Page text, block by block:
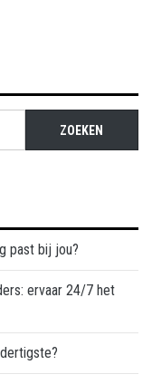
ZOEKEN
past bij jou?
ervaar 24/7 het